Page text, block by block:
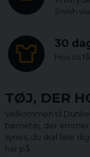
Swish
30
Hos os
TØJ, DER
Velkommen til
børnetøj, der emmer
synes, du skal føle
har på.